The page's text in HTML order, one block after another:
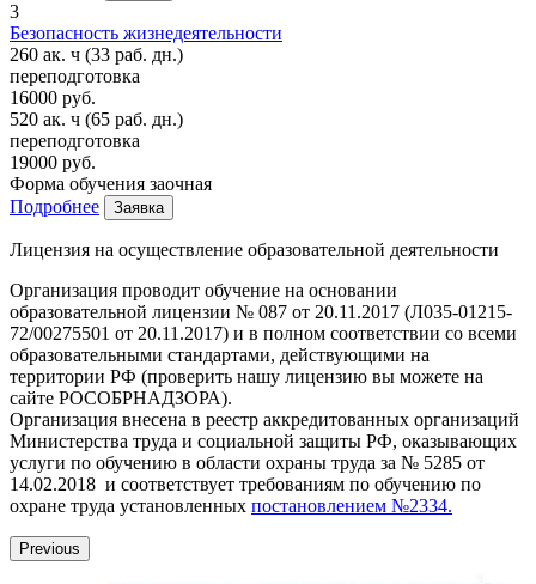
3
Безопасность жизнедеятельности
260 ак. ч (33 раб. дн.)
переподготовка
16000 руб.
520 ак. ч (65 раб. дн.)
переподготовка
19000 руб.
Форма обучения заочная
Подробнее
Заявка
Лицензия на осуществление образовательной деятельности
Организация проводит обучение на основании
образовательной лицензии № 087 от 20.11.2017 (Л035-01215-
72/00275501 от 20.11.2017) и в полном соответствии со всеми
образовательными стандартами, действующими на
территории РФ (проверить нашу лицензию вы можете на
сайте РОСОБРНАДЗОРА).
Организация внесена в реестр аккредитованных организаций
Министерства труда и социальной защиты РФ, оказывающих
услуги по обучению в области охраны труда за № 5285 от
14.02.2018 и соответствует требованиям по обучению по
охране труда установленных постановлением №2334.
Previous